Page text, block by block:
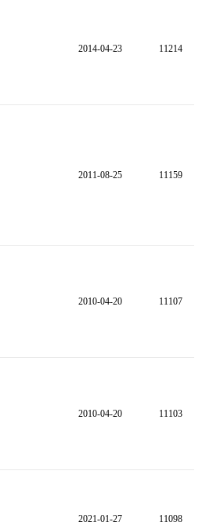
2014-04-23 11214
2011-08-25 11159
2010-04-20 11107
2010-04-20 11103
2021-01-27 11098